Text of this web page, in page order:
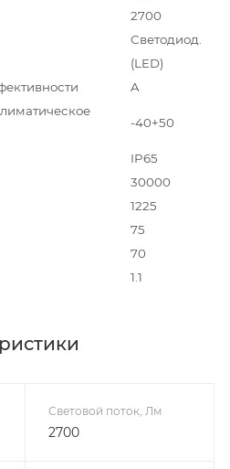
2700
Светодиод.
(LED)
A
-40+50
IP65
30000
1225
75
70
1.1
Световой поток, Лм
2700